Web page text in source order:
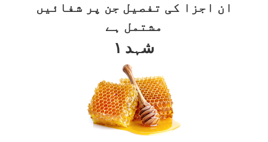
ان اجزا کی تفصیل جن پر شفائیں
مشتمل ہے
۱ شہد